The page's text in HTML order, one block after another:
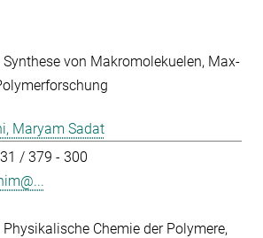
von Makromolekuelen Max-
Maryam Sadat
/ 379 - 300
Chemie der Polymere